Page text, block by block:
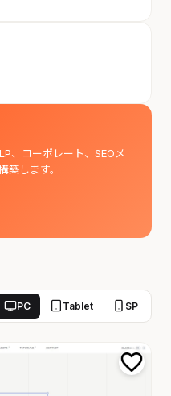
、コーポレート、SEOメ
築します。
PC Tablet SP